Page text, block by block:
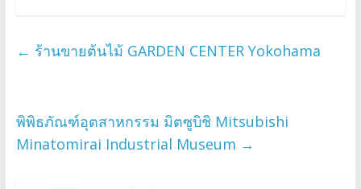
← ร้านขายต้นไม้ GARDEN CENTER Yokohama
พิพิธภัณฑ์อุตสาหกรรม มิตซูบิชิ Mitsubishi
Minatomirai Industrial Museum →